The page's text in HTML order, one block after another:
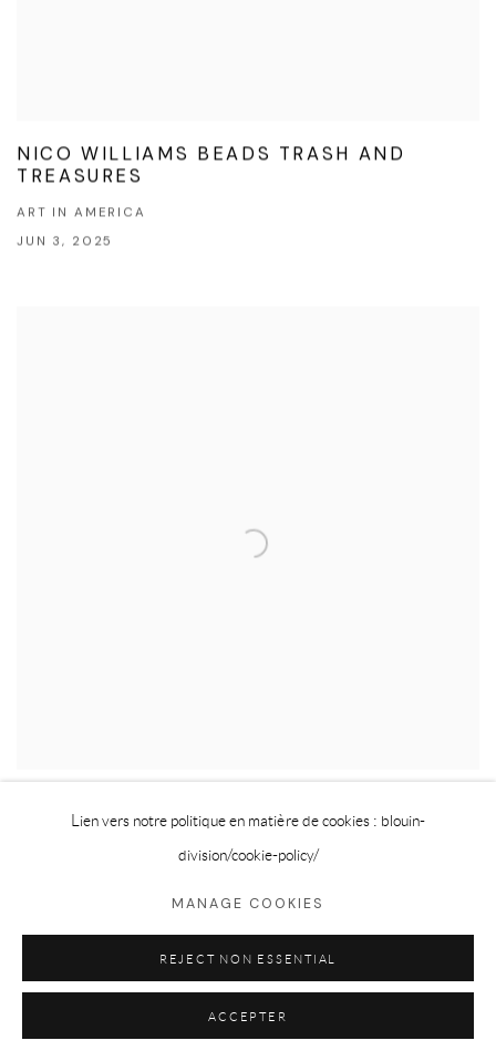
NICO WILLIAMS BEADS TRASH AND
TREASURES
ART IN AMERICA
JUN 3, 2025
TRANSMETTRE DES SENSATIONS
Lien vers notre politique en matière de cookies : blouin-
division/cookie-policy/
MANAGE COOKIES
REJECT NON ESSENTIAL
ACCEPTER